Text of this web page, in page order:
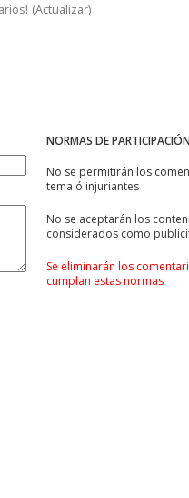
(Actualizar)
NORMAS DE PARTICIPACIÓN
No se permitirán los
tema ó injuriantes
No se aceptarán los
considerados como
Se eliminarán los
cumplan estas normas